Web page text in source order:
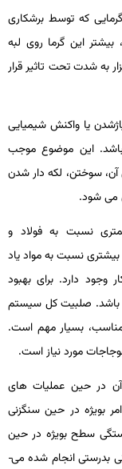
که توسط برشکاری
این گرما روی لبه
به شدت تحت تاثیر قرار
یا واکنش­ شیمیایی
باشد. این موضوع موجب
آن، سوختن، لکه­ دار شدن
می­ شود.
نسبت به فولاد و
نسبت به مواد یاد
دارد. برای بهبود
باشد. صلبیت کل سیستم
مناسب، بسیار مهم است.
مورد نیاز است.
آن در حین عملیات­ های
بویژه در حین سنگ­زنی
سطح بویژه در حین
بدرستی انجام­ شده می­